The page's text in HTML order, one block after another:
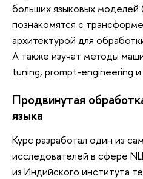
больших языковых моделей
познакомятся с
архитектурой для
А также изучат методы
tuning, prompt-engineering и
Продвинутая
языка
Курс разработал один из
исследователей в сфере
из Индийского института